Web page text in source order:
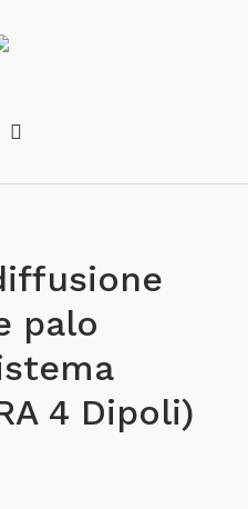
palo
4 Dipoli)